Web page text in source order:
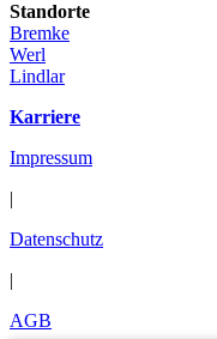
Standorte
Bremke
Werl
Lindlar
Karriere
Impressum
|
Datenschutz
|
AGB